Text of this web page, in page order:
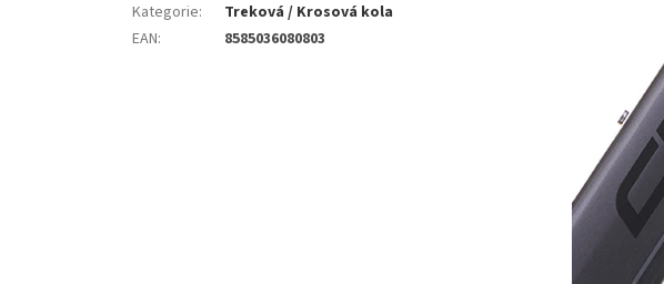
Kategorie:
Treková / Krosová kola
EAN: 8585036080803